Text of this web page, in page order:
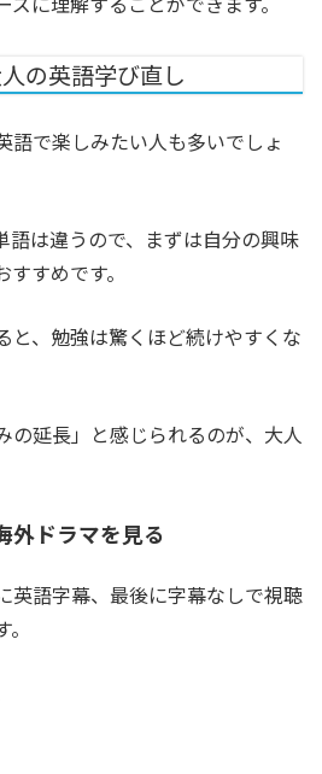
の英語学び直し
語で楽しみたい人も多いでしょ
語は違うので、まずは自分の興味
すめです。
と、勉強は驚くほど続けやすくな
の延長」と感じられるのが、大人
外ドラマを見る
英語字幕、最後に字幕なしで視聴